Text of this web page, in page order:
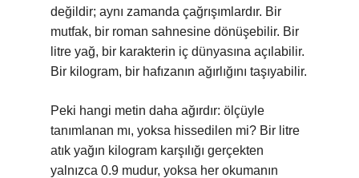
değildir; aynı zamanda çağrışımlardır. Bir
mutfak, bir roman sahnesine dönüşebilir. Bir
litre yağ, bir karakterin iç dünyasına açılabilir.
Bir kilogram, bir hafızanın ağırlığını taşıyabilir.
Peki hangi metin daha ağırdır: ölçüyle
tanımlanan mı, yoksa hissedilen mi? Bir litre
atık yağın kilogram karşılığı gerçekten
yalnızca 0.9 mudur, yoksa her okumanın